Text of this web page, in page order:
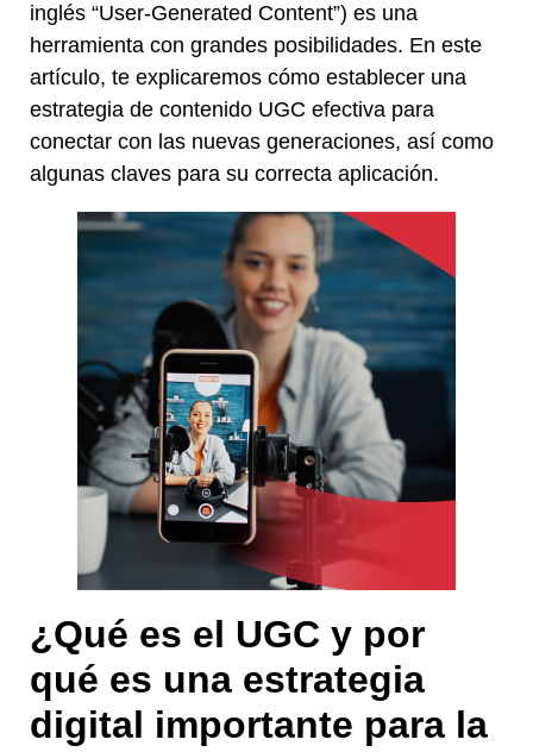
inglés “User-Generated Content”) es una
herramienta con grandes posibilidades. En este
artículo, te explicaremos cómo establecer una
estrategia de contenido UGC efectiva para
conectar con las nuevas generaciones, así como
algunas claves para su correcta aplicación.
¿Qué es el UGC y por
qué es una estrategia
digital importante para la